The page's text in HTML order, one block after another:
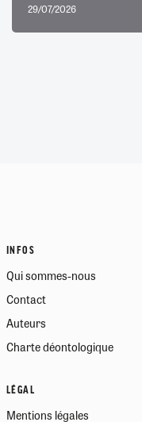
29/07/2026
INFOS
Qui sommes-nous
Contact
Auteurs
Charte déontologique
LÉGAL
Mentions légales